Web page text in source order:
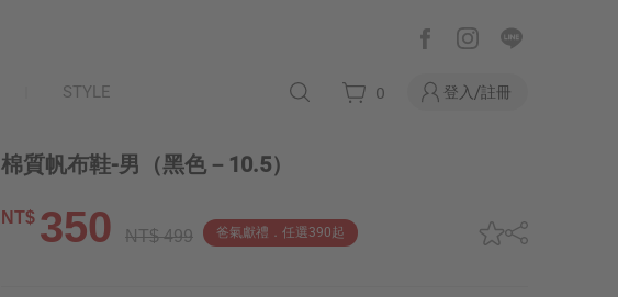
STYLE 0 登入/註冊
棉質帆布鞋-男 （黑色－10.5）
NT$ 350 NT$ 499 爸氣獻禮．任選390起